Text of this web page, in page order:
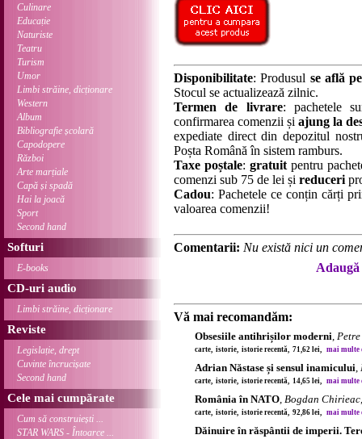
Culinare
Educație
Naturiste
Teatru
Turism
Umor
Limbi străine, dicționare
Western
Album
Bibliografie școlară
Capodopere
Război
Arte marțiale
Capă și spadă
Hai la joacă
Sport
Second hand
Softuri
E-books
CD-uri audio
Limbi străine, dicționare
Reviste
Legislație, drept
Cuvinte încrucișate
Second hand
Cele mai cumpărate
Cum să construiești ...
STAR WARS - Întoarce ...
Disponibilitate: Produsul se află
Stocul se actualizează zilnic.
Termen de livrare: pachetele
confirmarea comenzii șiajung la
expediate direct din depozitul
Poșta Română în sistem ramburs.
Taxe poștale: gratuitpentru
comenzi sub 75 de lei și reduceri
Cadou: Pachetele ce conțin cărți
valoarea comenzii!
Comentarii: Nu există nici un
Vă mai recomandăm:
Obsesiile antihrișilor moderni,
carte, istorie, istorie recentă, 71,62 lei, mai multe
Adrian Năstase și sensul inamicului,
carte, istorie, istorie recentă, 14,65 lei, mai multe
România în NATO, Bogdan Chirieac
carte, istorie, istorie recentă, 92,86 lei, mai multe
Dăinuire în răspântii de imperii.